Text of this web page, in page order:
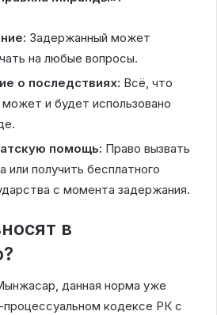
Задержанный может
на любые вопросы.
о последствиях: Всё, что
и будет использовано
помощь: Право вызвать
или получить бесплатного
с момента задержания.
в
данная норма уже
процессуальном кодексе РК с